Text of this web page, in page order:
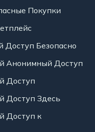
Покупки
Доступ Безопасно
Анонимный Доступ
Доступ
Доступ Здесь
Доступ к